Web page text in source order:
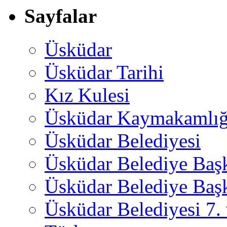
Sayfalar
Üsküdar
Üsküdar Tarihi
Kız Kulesi
Üsküdar
Üsküdar Belediyesi
Üsküdar Belediye
Üsküdar Belediye
Üsküdar Belediyesi